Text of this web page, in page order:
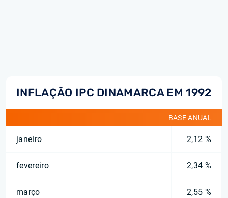
INFLAÇÃO IPC DINAMARCA EM 1992
BASE ANUAL
janeiro 2,12 %
fevereiro 2,34 %
março 2,55 %